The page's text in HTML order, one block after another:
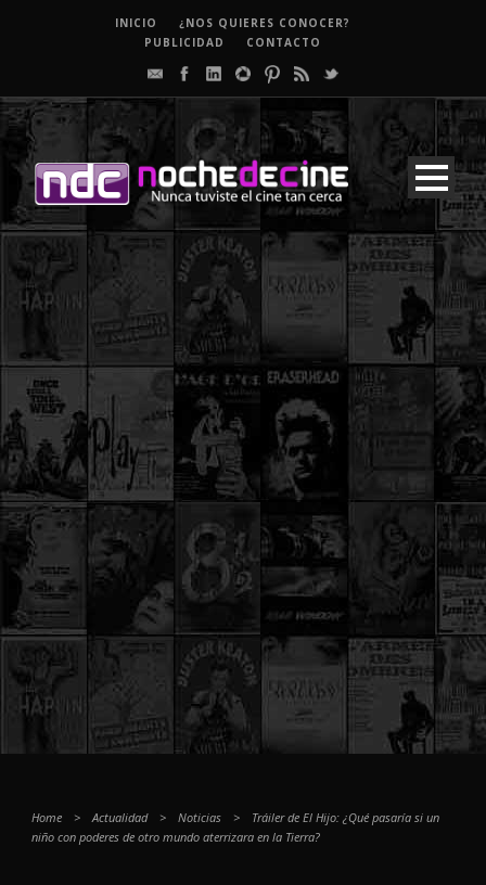
INICIO
¿NOS QUIERES CONOCER?
PUBLICIDAD
CONTACTO
Home > Actualidad > Noticias >
Tráiler de El Hijo: ¿Qué pasaría si un
niño con poderes de otro mundo aterrizara en la Tierra?